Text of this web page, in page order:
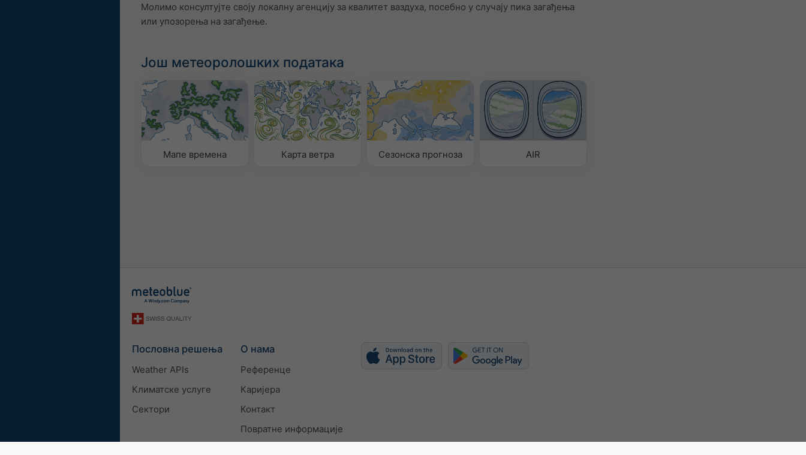
Молимо консултујте своју локалну агенцију за квалитет ваздуха, посебно у случају пика загађења
или упозорења на загађење.
Још метеоролошких података
Мапе времена Карта ветра Сезонска прогноза AIR
Пословна решења
Weather APIs
Климатске услуге
Сектори
О нама
Референце
Каријера
Контакт
Повратне информације